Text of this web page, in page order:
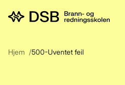
Hjem 500-Uventet feil